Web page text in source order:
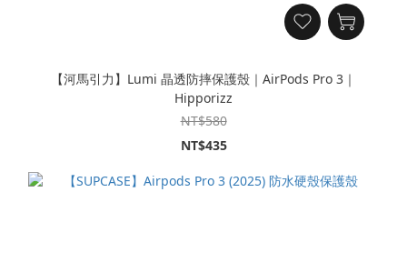
【河馬引力】Lumi 晶透防摔保護殼｜AirPods Pro 3｜
Hipporizz
NT$580
NT$435